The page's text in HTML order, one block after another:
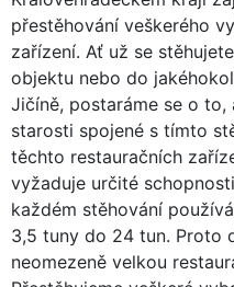
přestěhování veškerého
zařízení. Ať už se
objektu nebo do
Jičíně, postaráme se o
starosti spojené s tímto
těchto restauračních
vyžaduje určité
každém stěhování
3,5 tuny do 24 tun. Proto
neomezeně velkou